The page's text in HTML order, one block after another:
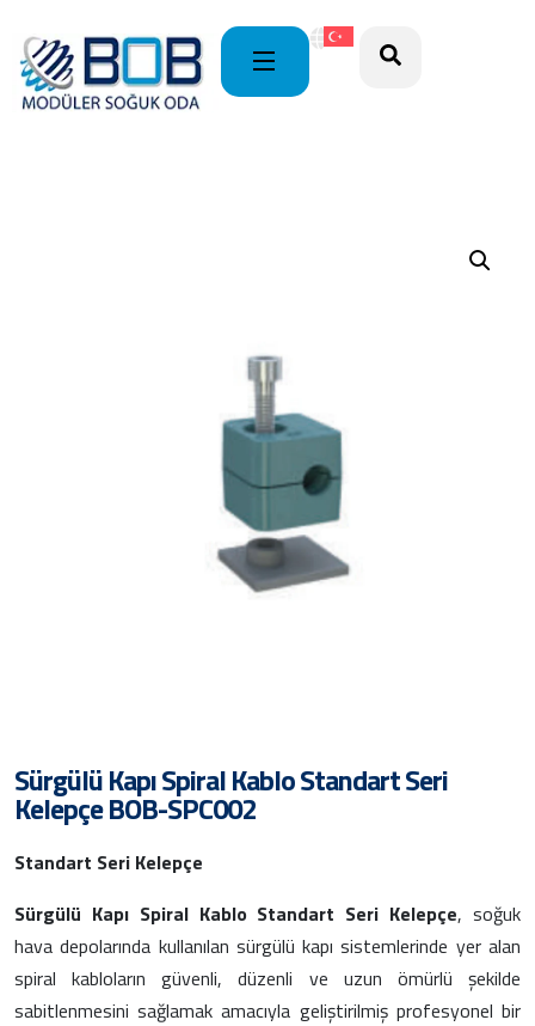
Sürgülü Kapı Spiral Kablo Standart Seri
Kelepçe BOB-SPC002
Standart Seri Kelepçe
Sürgülü Kapı Spiral Kablo Standart Seri Kelepçe, soğuk
hava depolarında kullanılan sürgülü kapı sistemlerinde yer alan
spiral kabloların güvenli, düzenli ve uzun ömürlü şekilde
sabitlenmesini sağlamak amacıyla geliştirilmiş profesyonel bir